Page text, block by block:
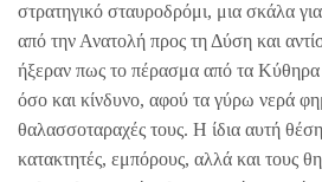
στρατηγικό σταυροδρόμι, μια σκάλα
από την Ανατολή προς τη Δύση και
ήξεραν πως το πέρασμα από τα Κύθηρα
όσο και κίνδυνο, αφού τα γύρω νερά
θαλασσοταραχές τους. Η ίδια αυτή
κατακτητές, εμπόρους, αλλά και τους